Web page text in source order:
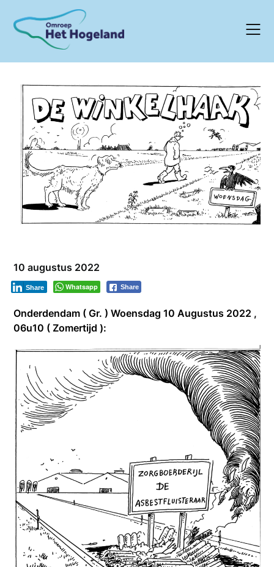
content
10 augustus 2022
Whatsapp Share
Share
Onderdendam ( Gr. ) Woensdag 10 Augustus 2022 ,
06u10 ( Zomertijd ):